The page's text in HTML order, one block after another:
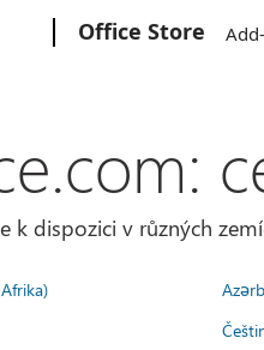
Office Store
k dispozici v různých